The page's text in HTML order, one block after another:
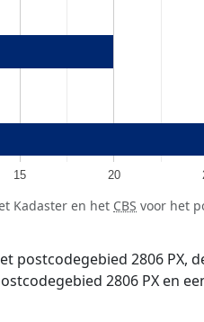
15 20
Kadaster en het CBS voor het
postcodegebied 2806 PX,
2806 PX en